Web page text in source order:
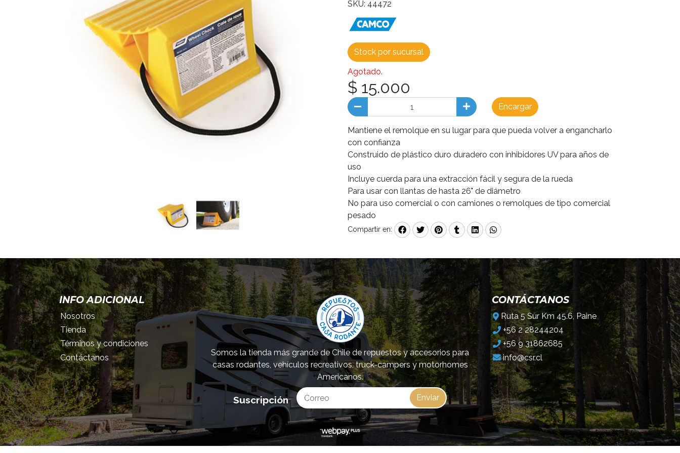
SKU: 44472
Stock por sucursal
Agotado.
$ 15.000
Encargar
Mantiene el remolque en su lugar para que pueda volver a engancharlo
con confianza
Construido de plástico duro duradero con inhibidores UV para años de
uso
Incluye cuerda para una extracción fácil y segura de la rueda
Para usar con llantas de hasta 26" de diámetro
No para uso comercial o con camiones o remolques de tipo comercial
pesado
Compartir en:
INFO ADICIONAL
Nosotros
Tienda
Términos y condiciones
Contáctanos
Somos la tienda más grande de Chile de repuestos y accesorios para
casas rodantes, vehículos recreativos, truck-campers y motorhomes
Americanos.
CONTÁCTANOS
Ruta 5 Sur Km 45.6, Paine
+56 2 28244204
+56 9 31862685
info@csr.cl
Suscripción Enviar